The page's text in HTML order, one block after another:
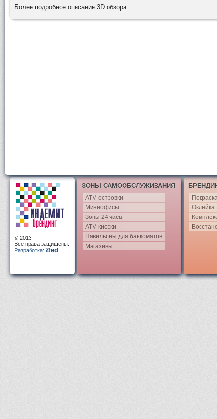
Более подробное описание 3D обзора.
© 2013
Все права защищены.
Разработка: 2fed
ЗОНЫ САМООБСЛУЖИВАНИЯ
АТМ островки
Миниофисы
Зоны 24 часа
АТМ киоски
Павильоны для банкоматов
Магазины
Покраска
Оклейка